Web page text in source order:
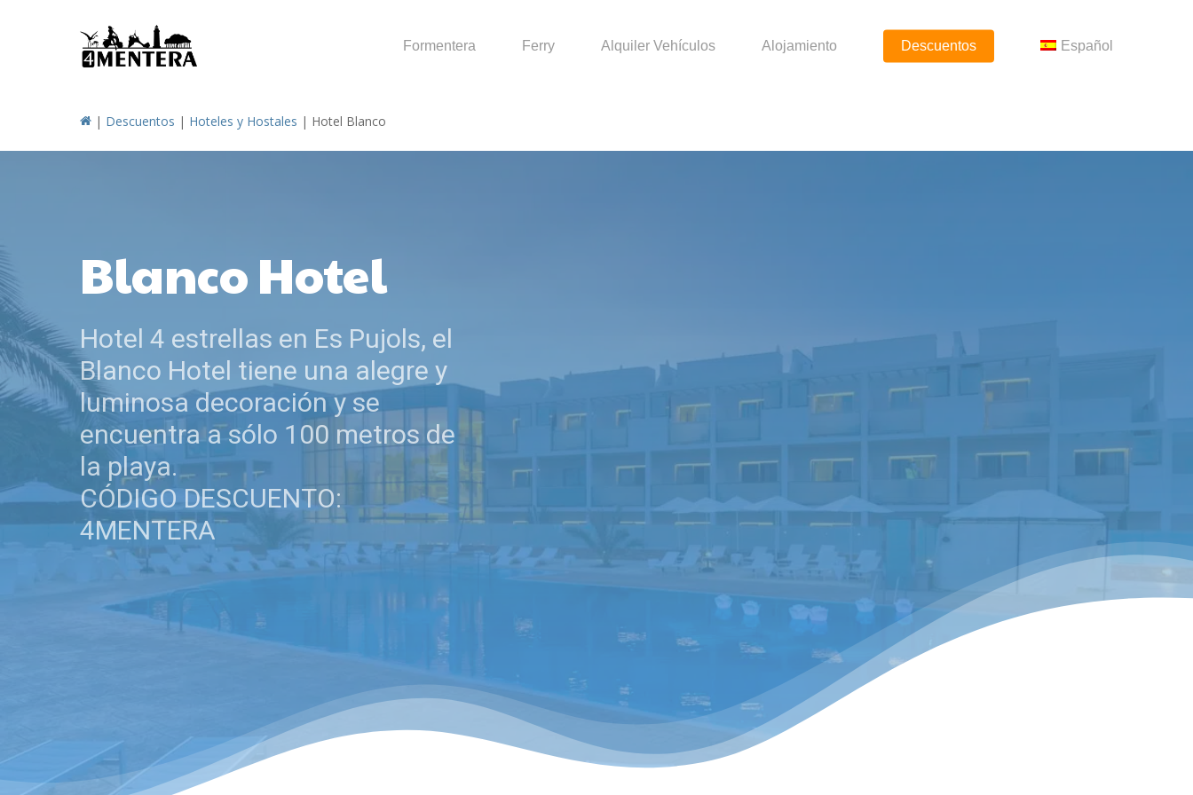
Formentera Ferry Alquiler Vehículos Alojamiento Descuentos Español
| Descuentos | Hoteles y Hostales | Hotel Blanco
Blanco Hotel
Hotel 4 estrellas en Es Pujols, el
Blanco Hotel tiene una alegre y
luminosa decoración y se
encuentra a sólo 100 metros de
la playa.
CÓDIGO DESCUENTO:
4MENTERA